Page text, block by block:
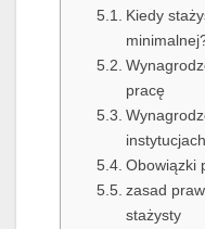
Kiedy
pracę
Obowiązki
zasad
stażysty